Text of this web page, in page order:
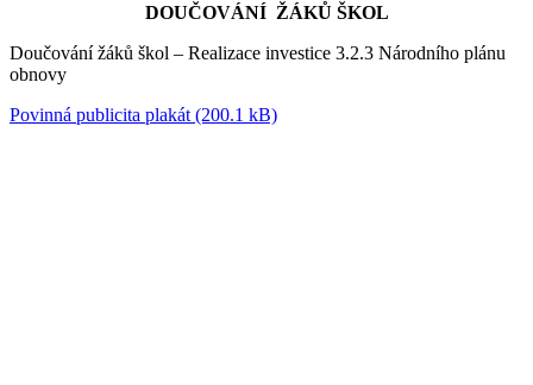
DOUČOVÁNÍ ŽÁKŮ ŠKOL
Doučování žáků škol – Realizace investice 3.2.3 Národního plánu
obnovy
Povinná publicita plakát (200.1 kB)